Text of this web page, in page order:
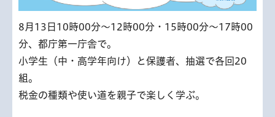
8月13日10時00分～12時00分・15時00分～17時00
分、都庁第一庁舎で。
小学生（中・高学年向け）と保護者、抽選で各回20
組。
税金の種類や使い道を親子で楽しく学ぶ。